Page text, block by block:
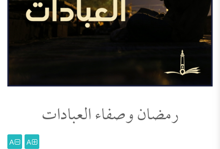
رمضان وصفاء العبادات
A
A